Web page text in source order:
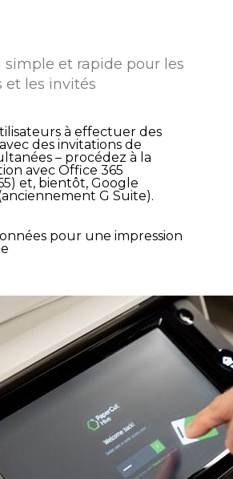
simple et rapide pour les
et les invités
à effectuer des
des invitations de
– procédez à la
avec Office 365
et, bientôt, Google
G Suite).
pour une impression